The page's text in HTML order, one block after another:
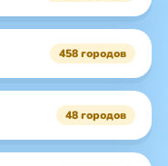
458 городов
48 городов